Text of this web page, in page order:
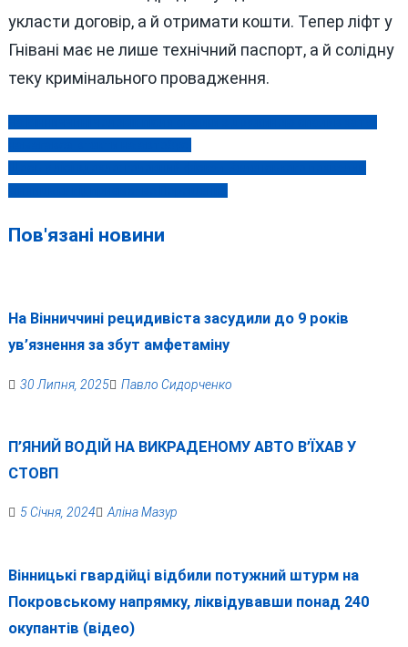
укласти договір, а й отримати кошти. Тепер ліфт у
Гнівані має не лише технічний паспорт, а й солідну
теку кримінального провадження.
Навігація
записів
Пов'язані новини
На Вінниччині рецидивіста засудили до 9 років
ув’язнення за збут амфетаміну
30 Липня, 2025 Павло Сидорченко
П’ЯНИЙ ВОДІЙ НА ВИКРАДЕНОМУ АВТО В’ЇХАВ У
СТОВП
5 Січня, 2024 Аліна Мазур
Вінницькі гвардійці відбили потужний штурм на
Покровському напрямку, ліквідувавши понад 240
окупантів (відео)